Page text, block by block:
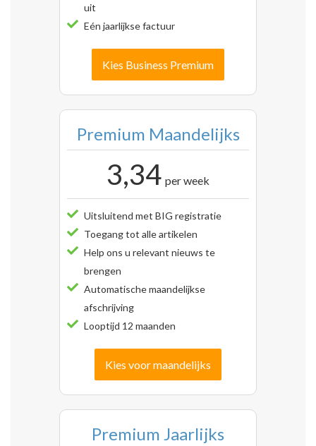
uit
Eén jaarlijkse factuur
Kies Business Premium
Premium Maandelijks
3,34 per week
Uitsluitend met BIG registratie
Toegang tot alle artikelen
Help ons u relevant nieuws te
brengen
Automatische maandelijkse
afschrijving
Looptijd 12 maanden
Kies voor maandelijks
Premium Jaarlijks